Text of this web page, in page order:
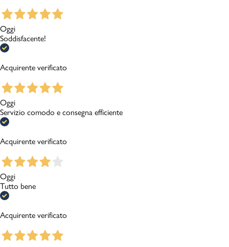
Oggi
Soddisfacente!
Acquirente verificato
Oggi
Servizio comodo e consegna efficiente
Acquirente verificato
Oggi
Tutto bene
Acquirente verificato